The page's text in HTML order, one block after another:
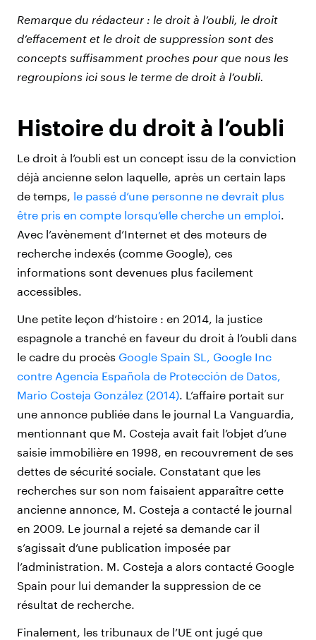
Remarque du rédacteur : le droit à l’oubli, le droit
d’effacement et le droit de suppression sont des
concepts suffisamment proches pour que nous les
regroupions ici sous le terme de droit à l’oubli.
Histoire du droit à l’oubli
Le droit à l’oubli est un concept issu de la conviction
déjà ancienne selon laquelle, après un certain laps
de temps, le passé d’une personne ne devrait plus
être pris en compte lorsqu’elle cherche un emploi.
Avec l’avènement d’Internet et des moteurs de
recherche indexés (comme Google), ces
informations sont devenues plus facilement
accessibles.
Une petite leçon d’histoire : en 2014, la justice
espagnole a tranché en faveur du droit à l’oubli dans
le cadre du procès Google Spain SL, Google Inc
contre Agencia Española de Protección de Datos,
Mario Costeja González (2014). L’affaire portait sur
une annonce publiée dans le journal La Vanguardia,
mentionnant que M. Costeja avait fait l’objet d’une
saisie immobilière en 1998, en recouvrement de ses
dettes de sécurité sociale. Constatant que les
recherches sur son nom faisaient apparaître cette
ancienne annonce, M. Costeja a contacté le journal
en 2009. Le journal a rejeté sa demande car il
s’agissait d’une publication imposée par
l’administration. M. Costeja a alors contacté Google
Spain pour lui demander la suppression de ce
résultat de recherche.
Finalement, les tribunaux de l’UE ont jugé que